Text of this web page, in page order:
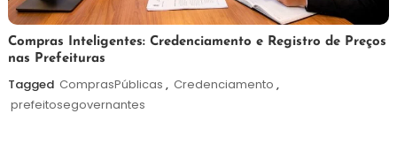
6
de
agosto
de
2026
Redação
Compras Inteligentes: Credenciamento e Registro de Preços
nas Prefeituras
Tagged ComprasPúblicas , Credenciamento ,
prefeitosegovernantes